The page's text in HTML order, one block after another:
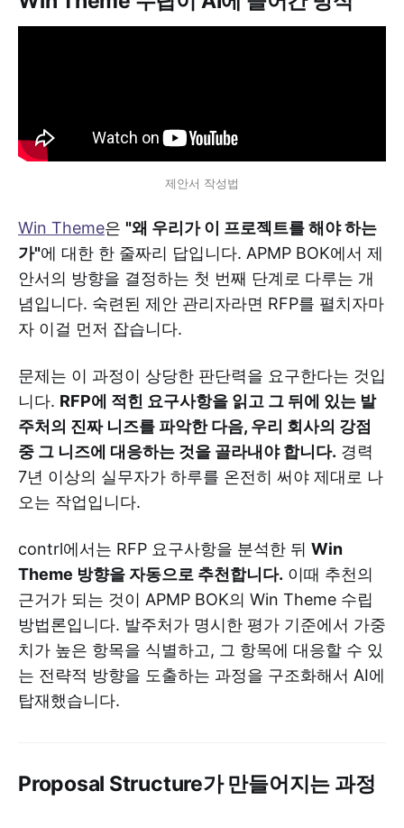
제안서 작성법
Win Theme은 "왜 우리가 이 프로젝트를 해야 하는
가"에 대한 한 줄짜리 답입니다. APMP BOK에서 제
안서의 방향을 결정하는 첫 번째 단계로 다루는 개
념입니다. 숙련된 제안 관리자라면 RFP를 펼치자마
자 이걸 먼저 잡습니다.
문제는 이 과정이 상당한 판단력을 요구한다는 것입
니다. RFP에 적힌 요구사항을 읽고 그 뒤에 있는 발
주처의 진짜 니즈를 파악한 다음, 우리 회사의 강점
중 그 니즈에 대응하는 것을 골라내야 합니다. 경력
7년 이상의 실무자가 하루를 온전히 써야 제대로 나
오는 작업입니다.
contrl에서는 RFP 요구사항을 분석한 뒤 Win
Theme 방향을 자동으로 추천합니다. 이때 추천의
근거가 되는 것이 APMP BOK의 Win Theme 수립
방법론입니다. 발주처가 명시한 평가 기준에서 가중
치가 높은 항목을 식별하고, 그 항목에 대응할 수 있
는 전략적 방향을 도출하는 과정을 구조화해서 AI에
탑재했습니다.
Proposal Structure가 만들어지는 과정